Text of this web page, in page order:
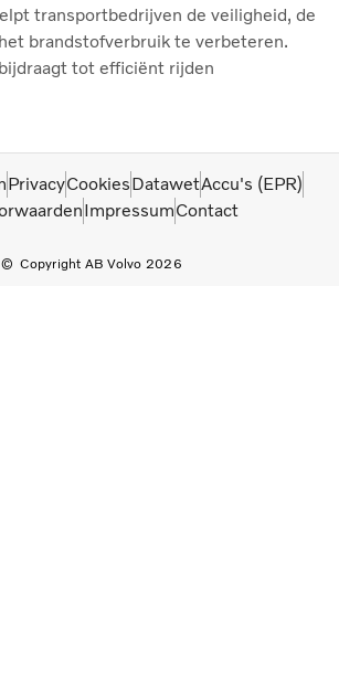
transportbedrijven de veiligheid, de
brandstofverbruik te verbeteren.
tot efficiënt rijden
Copyright AB Volvo 2026
PrivacyCookiesDatawetAccu's (EPR)
ImpressumContact